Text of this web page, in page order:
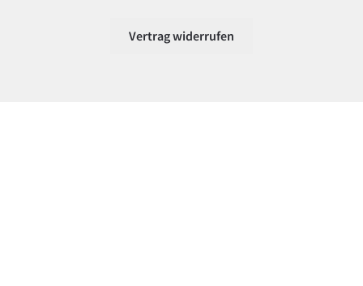
Vertrag widerrufen